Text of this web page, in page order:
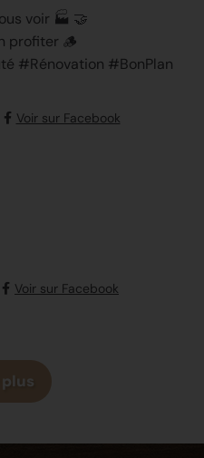
voir 🏭 🤝
profiter 🪵
#Rénovation #BonPlan
Voir sur Facebook
Voir sur Facebook